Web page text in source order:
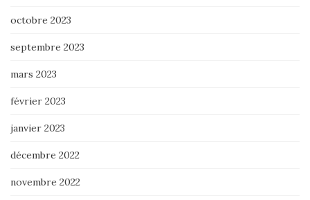
octobre 2023
septembre 2023
mars 2023
février 2023
janvier 2023
décembre 2022
novembre 2022